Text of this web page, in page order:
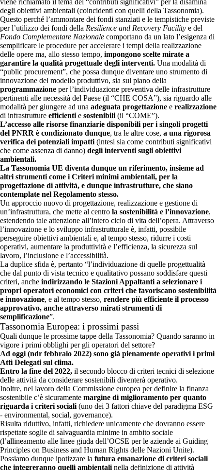
degli obiettivi ambientali (coincidenti con quelli della Tassonomia).
Questo perché l’ammontare dei fondi stanziati e le tempistiche previste
per l’utilizzo dei fondi della Resilience and Recovery Facility e del
Fondo Complementare Nazionale comportano da un lato l’esigenza di
semplificare le procedure per accelerare i tempi della realizzazione
delle opere ma, allo stesso tempo, impongono scelte mirate a
garantire la qualità progettuale degli interventi. Una modalità di
“public procurement”, che possa dunque diventare uno strumento di
innovazione del modello produttivo, sia sul piano della
programmazione per l’individuazione preventiva delle infrastrutture
pertinenti alle necessità del Paese (il “CHE COSA”), sia riguardo alle
modalità per giungere ad una adeguata progettazione e realizzazione
di infrastrutture efficienti e sostenibili (il “COME”).
L’accesso alle risorse finanziarie disponibili per i singoli progetti
del PNRR è condizionato dunque, tra le altre cose, a una rigorosa
verifica dei potenziali impatti (intesi sia come contributi significativi
che come assenza di danno) degli interventi sugli obiettivi
ambientali.
La Tassonomia UE diventa dunque un riferimento, insieme ad
altri strumenti come i Criteri minimi ambientali, per la
progettazione di attività, e dunque infrastrutture, che siano
contemplate nel Regolamento stesso.
Un approccio nuovo di progettazione, realizzazione e gestione di
un’infrastruttura, che mette al centro la sostenibilità e l’innovazione,
estendendo tale attenzione all’intero ciclo di vita dell’opera. Attraverso
l’innovazione e lo sviluppo infrastrutturale è, infatti, possibile
perseguire obiettivi ambientali e, al tempo stesso, ridurre i costi
operativi, aumentare la produttività e l’efficienza, la sicurezza sul
lavoro, l’inclusione e l’accessibilità.
La duplice sfida è, pertanto “l’individuazione di quelle progettualità
che dal punto di vista tecnico e qualitativo possano soddisfare questi
criteri, anche indirizzando le Stazioni Appaltanti a selezionare i
propri operatori economici con criteri che favoriscano sostenibilità
e innovazione, e al tempo stesso, rendere più efficiente il processo
approvativo, anche attraverso mirati strumenti di
semplificazione”.
Tassonomia Europea: i prossimi passi
Quali dunque le prossime tappe della Tassonomia? Quando saranno in
vigore i primi obblighi per gli operatori del settore?
Ad oggi (ndr febbraio 2022) sono già pienamente operativi i primi
Atti Delegati sul clima.
Entro la fine del 2022, il secondo blocco di criteri tecnici di selezione
delle attività da considerare sostenibili diventerà operativo.
Inoltre, nel lavoro della Commissione europea per definire la finanza
sostenibile c’è sicuramente margine di miglioramento per quanto
riguarda i criteri sociali (uno dei 3 fattori chiave del paradigma ESG
- environmental, social, governance).
Risulta riduttivo, infatti, richiedere unicamente che dovranno essere
rispettate soglie di salvaguardia minime in ambito sociale
(l’allineamento alle linee giuda dell’OCSE per le aziende ai Guiding
Principles on Business and Human Rights delle Nazioni Unite).
Possiamo dunque ipotizzare la futura emanazione di criteri sociali
che integreranno quelli ambientali nella definizione di attività